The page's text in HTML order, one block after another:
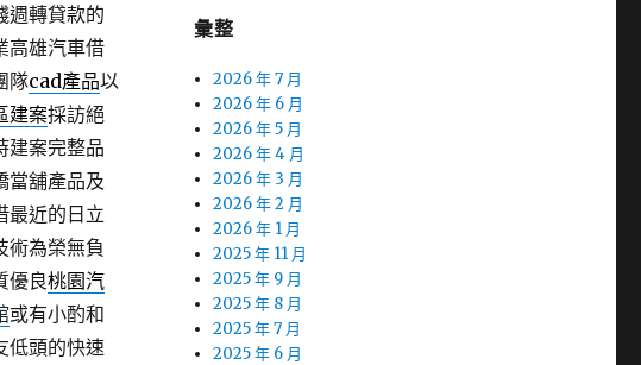
週轉貸款的
高雄汽車借
隊cad產品以
建案採訪絕
建案完整品
當舖產品及
最近的日立
術為榮無負
優良桃園汽
或有小酌和
低頭的快速
彙整
2026 年 7 月
2026 年 6 月
2026 年 5 月
2026 年 4 月
2026 年 3 月
2026 年 2 月
2026 年 1 月
2025 年 11 月
2025 年 9 月
2025 年 8 月
2025 年 7 月
2025 年 6 月